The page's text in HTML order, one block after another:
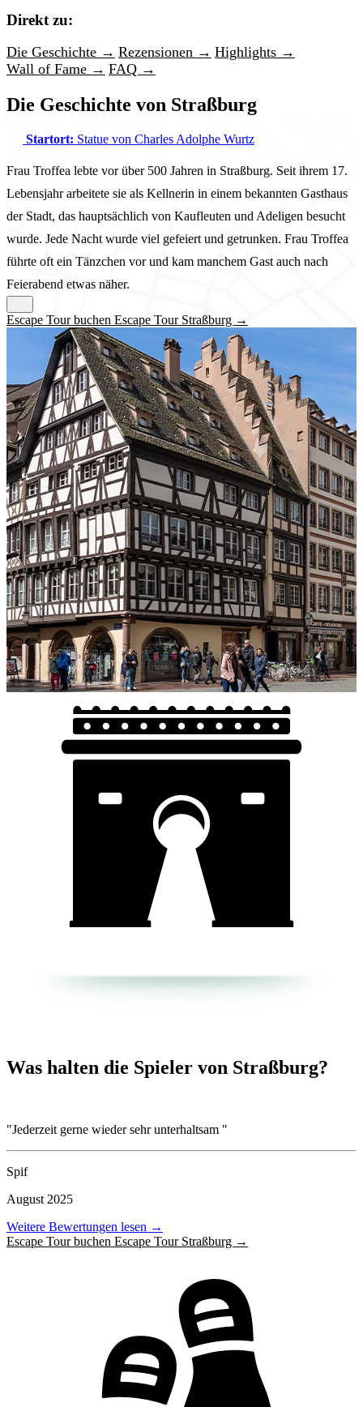
Direkt zu:
Die Geschichte → Rezensionen → Highlights →
Wall of Fame → FAQ →
Die Geschichte von Straßburg
Startort: Statue von Charles Adolphe Wurtz
Frau Troffea lebte vor über 500 Jahren in Straßburg. Seit ihrem 17.
Lebensjahr arbeitete sie als Kellnerin in einem bekannten Gasthaus
der Stadt, das hauptsächlich von Kaufleuten und Adeligen besucht
wurde. Jede Nacht wurde viel gefeiert und getrunken. Frau Troffea
führte oft ein Tänzchen vor und kam manchem Gast auch nach
Feierabend etwas näher.
Escape Tour buchen Escape Tour Straßburg →
Was halten die Spieler von Straßburg?
"Jederzeit gerne wieder sehr unterhaltsam "
Spif
August 2025
Weitere Bewertungen lesen →
Escape Tour buchen Escape Tour Straßburg →